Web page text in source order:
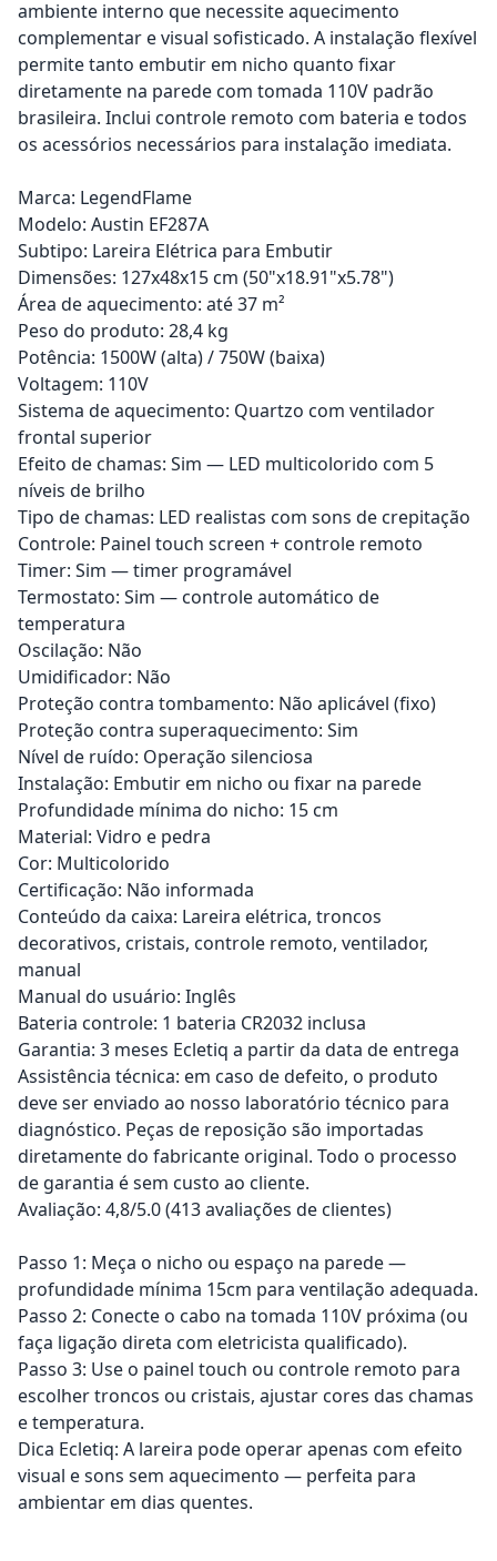
ambiente interno que necessite aquecimento
complementar e visual sofisticado. A instalação flexível
permite tanto embutir em nicho quanto fixar
diretamente na parede com tomada 110V padrão
brasileira. Inclui controle remoto com bateria e todos
os acessórios necessários para instalação imediata.
Marca: LegendFlame
Modelo: Austin EF287A
Subtipo: Lareira Elétrica para Embutir
Dimensões: 127x48x15 cm (50"x18.91"x5.78")
Área de aquecimento: até 37 m²
Peso do produto: 28,4 kg
Potência: 1500W (alta) / 750W (baixa)
Voltagem: 110V
Sistema de aquecimento: Quartzo com ventilador
frontal superior
Efeito de chamas: Sim — LED multicolorido com 5
níveis de brilho
Tipo de chamas: LED realistas com sons de crepitação
Controle: Painel touch screen + controle remoto
Timer: Sim — timer programável
Termostato: Sim — controle automático de
temperatura
Oscilação: Não
Umidificador: Não
Proteção contra tombamento: Não aplicável (fixo)
Proteção contra superaquecimento: Sim
Nível de ruído: Operação silenciosa
Instalação: Embutir em nicho ou fixar na parede
Profundidade mínima do nicho: 15 cm
Material: Vidro e pedra
Cor: Multicolorido
Certificação: Não informada
Conteúdo da caixa: Lareira elétrica, troncos
decorativos, cristais, controle remoto, ventilador,
manual
Manual do usuário: Inglês
Bateria controle: 1 bateria CR2032 inclusa
Garantia: 3 meses Ecletiq a partir da data de entrega
Assistência técnica: em caso de defeito, o produto
deve ser enviado ao nosso laboratório técnico para
diagnóstico. Peças de reposição são importadas
diretamente do fabricante original. Todo o processo
de garantia é sem custo ao cliente.
Avaliação: 4,8/5.0 (413 avaliações de clientes)
Passo 1: Meça o nicho ou espaço na parede —
profundidade mínima 15cm para ventilação adequada.
Passo 2: Conecte o cabo na tomada 110V próxima (ou
faça ligação direta com eletricista qualificado).
Passo 3: Use o painel touch ou controle remoto para
escolher troncos ou cristais, ajustar cores das chamas
e temperatura.
Dica Ecletiq: A lareira pode operar apenas com efeito
visual e sons sem aquecimento — perfeita para
ambientar em dias quentes.